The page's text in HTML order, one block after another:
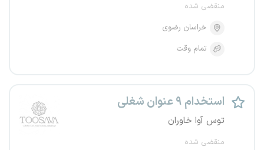
منقضی شده
خراسان رضوی
تمام وقت
استخدام ۹ عنوان شغلی
توس آوا خاوران
منقضی شده